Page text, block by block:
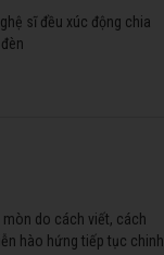
sĩ đều xúc động chia
mòn do cách viết, cách
hào hứng tiếp tục chinh